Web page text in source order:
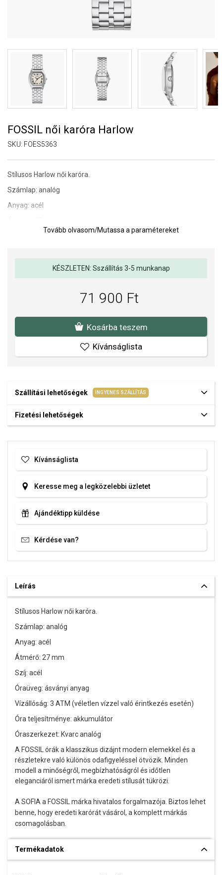
FOSSIL női karóra Harlow
SKU: FOES5363
Stílusos Harlow női karóra.
Számlap: analóg
Anyag: acél
Vízállóság: 3 ATM (véletlen vízzel való érintkezés esetén)
Óraszerkezet: Kvarc analóg
részletekre való különös odafigyeléssel ötvözik. Minden modell a
minőségről, megbízhatóságról és időtlen eleganciáról ismert
márka eredeti stílusát tükrözi.
Tovább olvasom/Mutassa a paramétereket
KÉSZLETEN: Sszállítás 3-5 munkanap
71 900 Ft
Kosárba teszem
Kívánságlista
Szállítási lehetőségek INGYENES SZÁLLÍTÁS
Fizetési lehetőségek
Kívánságlista
Keresse meg a legközelebbi üzletet
Ajándéktipp küldése
Kérdése van?
Leírás
Stílusos Harlow női karóra.
Számlap: analóg
Anyag: acél
Átmérő: 27 mm
Szíj: acél
Óraüveg: ásványi anyag
Vízállóság: 3 ATM (véletlen vízzel való érintkezés esetén)
Óra teljesítménye: akkumulátor
Óraszerkezet: Kvarc analóg
A FOSSIL órák a klasszikus dizájnt modern elemekkel és a
részletekre való különös odafigyeléssel ötvözik. Minden
modell a minőségről, megbízhatóságról és időtlen
eleganciáról ismert márka eredeti stílusát tükrözi.
A SOFIA a FOSSIL márka hivatalos forgalmazója. Biztos lehet
benne, hogy eredeti karórát vásárol, a komplett márkás
csomagolásban.
Termékadatok